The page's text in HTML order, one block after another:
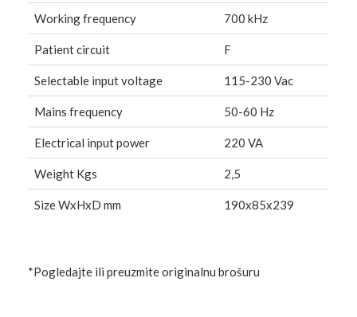
Working frequency 700 kHz
Patient circuit F
Selectable input voltage 115-230 Vac
Mains frequency 50-60 Hz
Electrical input power 220 VA
Weight Kgs 2,5
Size WxHxD mm 190x85x239
*Pogledajte ili preuzmite originalnu brošuru